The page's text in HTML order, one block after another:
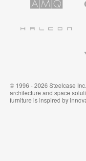
Solutions
© 1996 - 2026 Steelcase
architecture and space
furniture is inspired by